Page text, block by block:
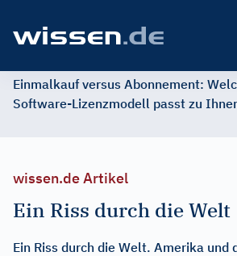
Einmalkauf versus Abonnement:
Software-Lizenzmodell passt zu
wissen.de Artikel
Ein Riss durch die Welt
Ein Riss durch die Welt. Amerika und